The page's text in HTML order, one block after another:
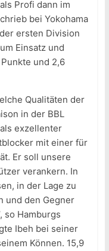
Profi dann im
bei Yokohama
ersten Division
Einsatz und
und 2,6
Qualitäten der
in der BBL
exzellenter
mit einer für
Er soll unsere
verankern. In
in der Lage zu
und den Gegner
so Hamburgs
Ibeh bei seiner
Können. 15,9